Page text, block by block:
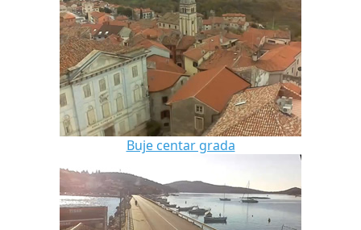
Buje centar grada